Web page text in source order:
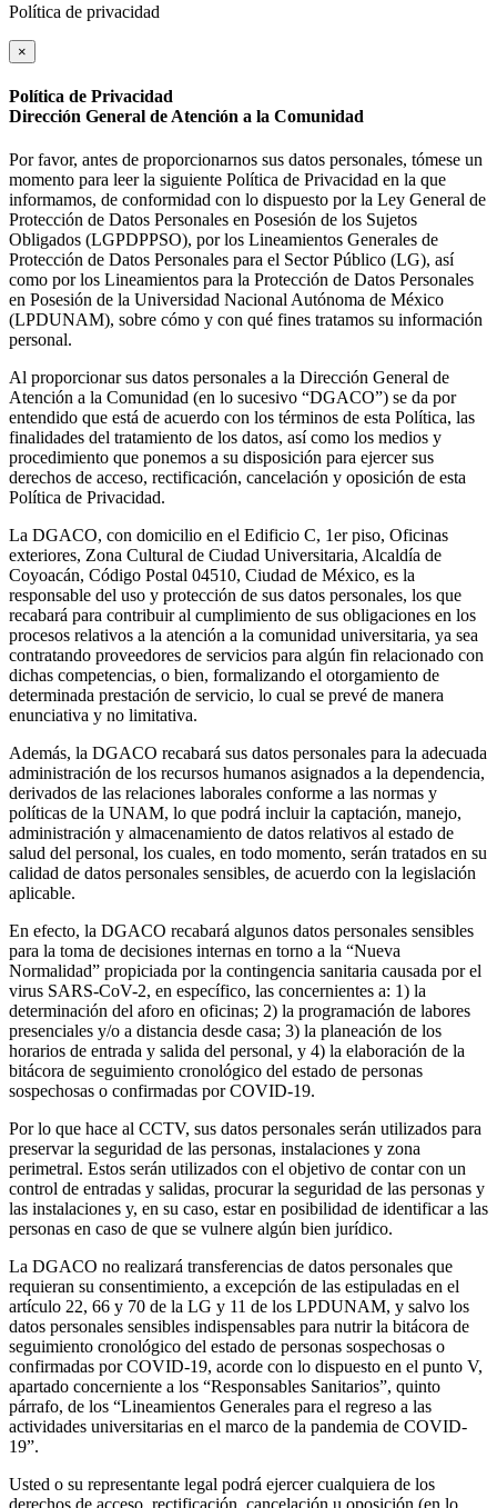
Política de privacidad
×
Política de Privacidad
Dirección General de Atención a la Comunidad
Por favor, antes de proporcionarnos sus datos personales, tómese un
momento para leer la siguiente Política de Privacidad en la que
informamos, de conformidad con lo dispuesto por la Ley General de
Protección de Datos Personales en Posesión de los Sujetos
Obligados (LGPDPPSO), por los Lineamientos Generales de
Protección de Datos Personales para el Sector Público (LG), así
como por los Lineamientos para la Protección de Datos Personales
en Posesión de la Universidad Nacional Autónoma de México
(LPDUNAM), sobre cómo y con qué fines tratamos su información
personal.
Al proporcionar sus datos personales a la Dirección General de
Atención a la Comunidad (en lo sucesivo “DGACO”) se da por
entendido que está de acuerdo con los términos de esta Política, las
finalidades del tratamiento de los datos, así como los medios y
procedimiento que ponemos a su disposición para ejercer sus
derechos de acceso, rectificación, cancelación y oposición de esta
Política de Privacidad.
La DGACO, con domicilio en el Edificio C, 1er piso, Oficinas
exteriores, Zona Cultural de Ciudad Universitaria, Alcaldía de
Coyoacán, Código Postal 04510, Ciudad de México, es la
responsable del uso y protección de sus datos personales, los que
recabará para contribuir al cumplimiento de sus obligaciones en los
procesos relativos a la atención a la comunidad universitaria, ya sea
contratando proveedores de servicios para algún fin relacionado con
dichas competencias, o bien, formalizando el otorgamiento de
determinada prestación de servicio, lo cual se prevé de manera
enunciativa y no limitativa.
Además, la DGACO recabará sus datos personales para la adecuada
administración de los recursos humanos asignados a la dependencia,
derivados de las relaciones laborales conforme a las normas y
políticas de la UNAM, lo que podrá incluir la captación, manejo,
administración y almacenamiento de datos relativos al estado de
salud del personal, los cuales, en todo momento, serán tratados en su
calidad de datos personales sensibles, de acuerdo con la legislación
aplicable.
En efecto, la DGACO recabará algunos datos personales sensibles
para la toma de decisiones internas en torno a la “Nueva
Normalidad” propiciada por la contingencia sanitaria causada por el
virus SARS-CoV-2, en específico, las concernientes a: 1) la
determinación del aforo en oficinas; 2) la programación de labores
presenciales y/o a distancia desde casa; 3) la planeación de los
horarios de entrada y salida del personal, y 4) la elaboración de la
bitácora de seguimiento cronológico del estado de personas
sospechosas o confirmadas por COVID-19.
Por lo que hace al CCTV, sus datos personales serán utilizados para
preservar la seguridad de las personas, instalaciones y zona
perimetral. Estos serán utilizados con el objetivo de contar con un
control de entradas y salidas, procurar la seguridad de las personas y
las instalaciones y, en su caso, estar en posibilidad de identificar a las
personas en caso de que se vulnere algún bien jurídico.
La DGACO no realizará transferencias de datos personales que
requieran su consentimiento, a excepción de las estipuladas en el
artículo 22, 66 y 70 de la LG y 11 de los LPDUNAM, y salvo los
datos personales sensibles indispensables para nutrir la bitácora de
seguimiento cronológico del estado de personas sospechosas o
confirmadas por COVID-19, acorde con lo dispuesto en el punto V,
apartado concerniente a los “Responsables Sanitarios”, quinto
párrafo, de los “Lineamientos Generales para el regreso a las
actividades universitarias en el marco de la pandemia de COVID-
19”.
Usted o su representante legal podrá ejercer cualquiera de los